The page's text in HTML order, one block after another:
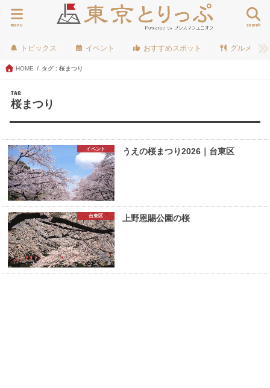
search
menu
トピックス イベント おすすめスポット グルメ
HOME タグ : 桜まつり
TAG
桜まつり
イベント うえの桜まつり2026｜台東区
台東区 上野恩賜公園の桜